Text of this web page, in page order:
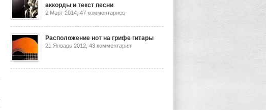
аккорды и текст песни
2 Март 2014, 47 комментариев
Расположение нот на грифе гитары
21 Январь 2012, 43 комментария